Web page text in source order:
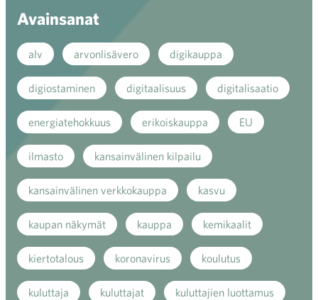
Avainsanat
alv arvonlisävero digikauppa
digiostaminen digitaalisuus digitalisaatio
energiatehokkuus erikoiskauppa EU
ilmasto kansainvälinen kilpailu
kansainvälinen verkkokauppa kasvu
kaupan näkymät kauppa kemikaalit
kiertotalous koronavirus koulutus
kuluttaja kuluttajat kuluttajien luottamus